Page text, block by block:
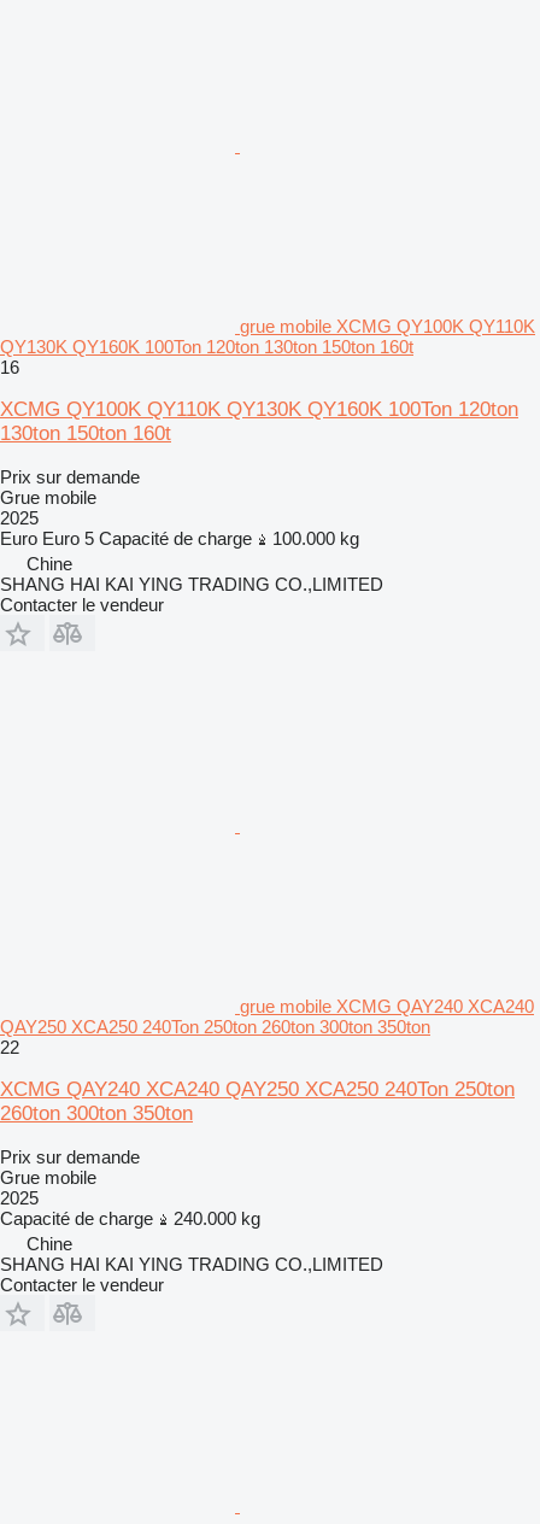
grue mobile XCMG QY100K QY110K
QY130K QY160K 100Ton 120ton 130ton 150ton 160t
16
XCMG QY100K QY110K QY130K QY160K 100Ton 120ton
130ton 150ton 160t
Prix sur demande
Grue mobile
2025
Euro Euro 5 Capacité de charge
100.000 kg
Chine
SHANG HAI KAI YING TRADING CO.,LIMITED
Contacter le vendeur
grue mobile XCMG QAY240 XCA240
QAY250 XCA250 240Ton 250ton 260ton 300ton 350ton
22
XCMG QAY240 XCA240 QAY250 XCA250 240Ton 250ton
260ton 300ton 350ton
Prix sur demande
Grue mobile
2025
Capacité de charge
240.000 kg
Chine
SHANG HAI KAI YING TRADING CO.,LIMITED
Contacter le vendeur